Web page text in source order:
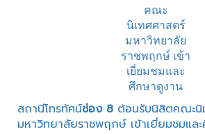
สถานีโทรทัศน์ช่อง 8 ต้อนรับนิสิตคณะนิ
มหาวิทยาลัยราชพฤกษ์ เข้าเยี่ยมชมแล